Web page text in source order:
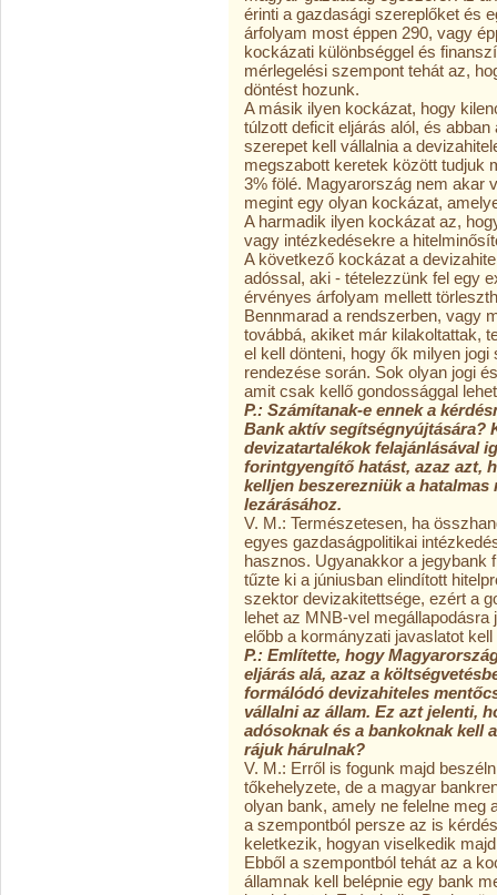
érinti a gazdasági szereplőket és
árfolyam most éppen 290, vagy
kockázati különbséggel és
mérlegelési szempont tehát az,
döntést hozunk.
A másik ilyen kockázat, hogy
túlzott deficit eljárás alól, és
szerepet kell vállalnia a
megszabott keretek között tudjuk
3% fölé. Magyarország nem akar
megint egy olyan kockázat,
A harmadik ilyen kockázat az,
vagy intézkedésekre a
A következő kockázat a
adóssal, aki - tételezzünk fel egy
érvényes árfolyam mellett
Bennmarad a rendszerben, vagy
továbbá, akiket már kilakoltattak,
el kell dönteni, hogy ők milyen
rendezése során. Sok olyan jogi
amit csak kellő gondossággal
P.: Számítanak-e ennek a
Bank aktív segítségnyújtására?
devizatartalékok felajánlásával
forintgyengítő hatást, azaz azt,
kelljen beszerezniük a
lezárásához.
V. M.: Természetesen, ha
egyes gazdaságpolitikai
hasznos. Ugyanakkor a jegybank
tűzte ki a júniusban elindított
szektor devizakitettsége, ezért a
lehet az MNB-vel
előbb a kormányzati javaslatot
P.: Említette, hogy
eljárás alá, azaz a
formálódó devizahiteles
vállalni az állam. Ez azt jelenti,
adósoknak és a bankoknak kell
rájuk hárulnak?
V. M.: Erről is fogunk majd
tőkehelyzete, de a magyar
olyan bank, amely ne felelne
a szempontból persze az is
keletkezik, hogyan viselkedik
Ebből a szempontból tehát az a
államnak kell belépnie egy bank